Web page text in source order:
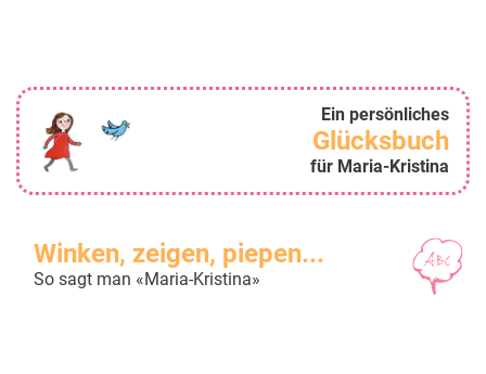
Ein persönliches
Glücksbuch
für Maria-Kristina
Winken, zeigen, piepen...
So sagt man «Maria-Kristina»